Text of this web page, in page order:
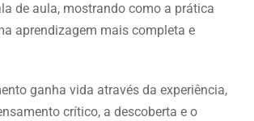
de aula, mostrando como a prática
aprendizagem mais completa e
ganha vida através da experiência,
crítico, a descoberta e o